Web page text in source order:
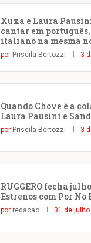
Xuxa e Laura
cantar em
italiano na mesma
por Priscila Bertozzi 3
Quando Chove é a
Laura Pausini e
por Priscila Bertozzi 3
RUGGERO fecha
Estrenos com Por No
por redacao 31 de